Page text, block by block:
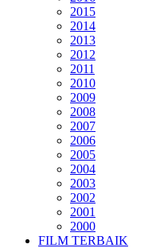
2015
2014
2013
2012
2011
2010
2009
2008
2007
2006
2005
2004
2003
2002
2001
2000
FILM TERBAIK